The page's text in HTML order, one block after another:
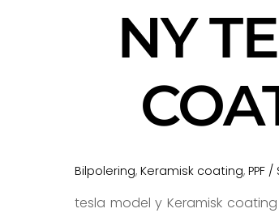
NY
Bilpolering, Keramisk coating, PPF
tesla model y Keramisk coating